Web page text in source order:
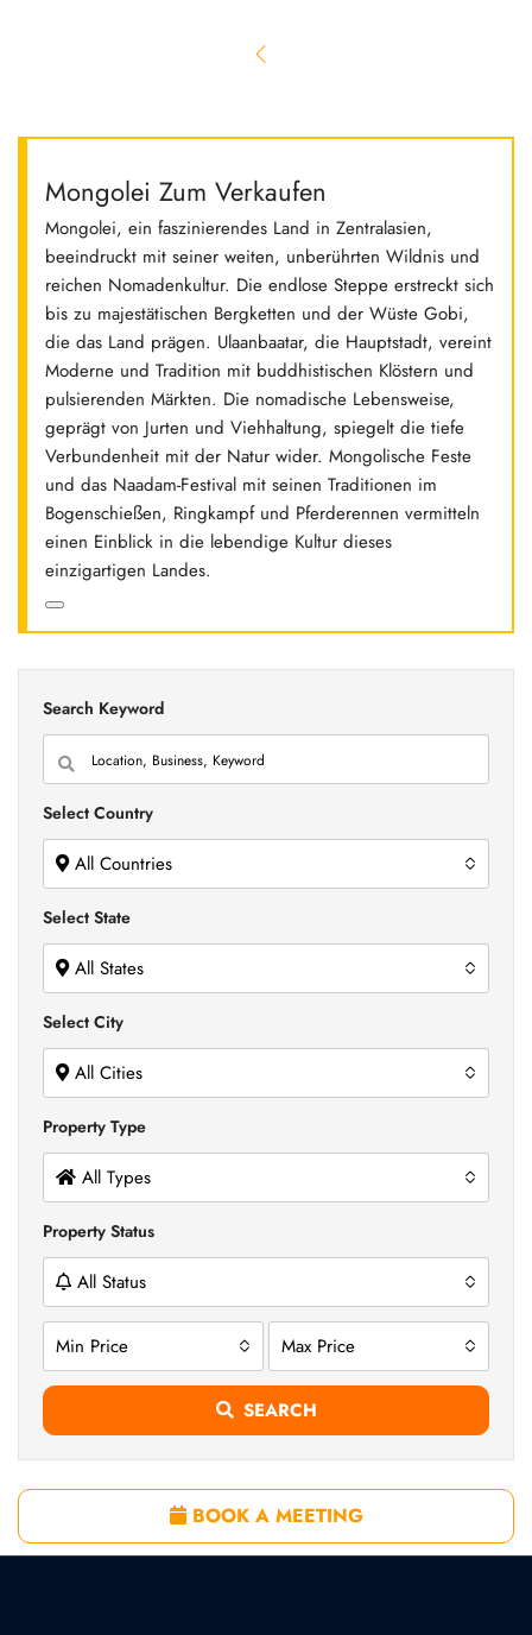
Mongolei Zum Verkaufen
Mongolei, ein faszinierendes Land in Zentralasien,
beeindruckt mit seiner weiten, unberührten Wildnis und
reichen Nomadenkultur. Die endlose Steppe erstreckt sich
bis zu majestätischen Bergketten und der Wüste Gobi,
die das Land prägen. Ulaanbaatar, die Hauptstadt, vereint
Moderne und Tradition mit buddhistischen Klöstern und
pulsierenden Märkten. Die nomadische Lebensweise,
geprägt von Jurten und Viehhaltung, spiegelt die tiefe
Verbundenheit mit der Natur wider. Mongolische Feste
und das Naadam-Festival mit seinen Traditionen im
Bogenschießen, Ringkampf und Pferderennen vermitteln
einen Einblick in die lebendige Kultur dieses
einzigartigen Landes.
Search Keyword
Select Country
All Countries
Select State
All States
Select City
All Cities
Property Type
All Types
Property Status
All Status
Min Price Max Price
SEARCH
BOOK A MEETING